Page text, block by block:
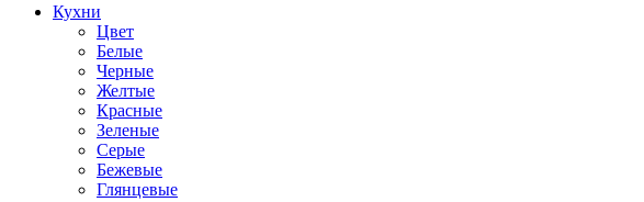
Кухни
Цвет
Белые
Черные
Желтые
Красные
Зеленые
Серые
Бежевые
Глянцевые